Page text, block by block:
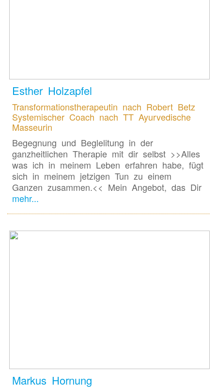
Esther Holzapfel
Transformationstherapeutin nach Robert Betz
Systemischer Coach nach TT Ayurvedische
Masseurin
Begegnung und Beglelitung in der
ganzheitlichen Therapie mit dir selbst >>Alles
was ich in meinem Leben erfahren habe, fügt
sich in meinem jetzigen Tun zu einem
Ganzen zusammen.<< Mein Angebot, das Dir
mehr...
Markus Hornung